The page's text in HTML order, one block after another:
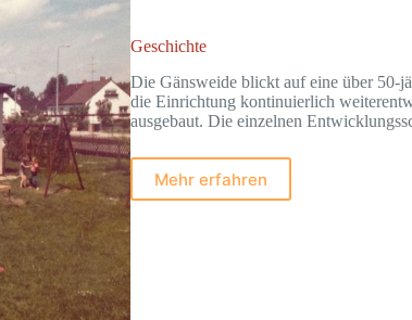
Geschichte
Die Gänsweide blickt auf eine über 50-
die Einrichtung kontinuierlich
ausgebaut. Die einzelnen
Mehr erfahren